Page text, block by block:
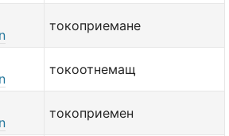
токоприемане
токоотнемащ
токоприемен